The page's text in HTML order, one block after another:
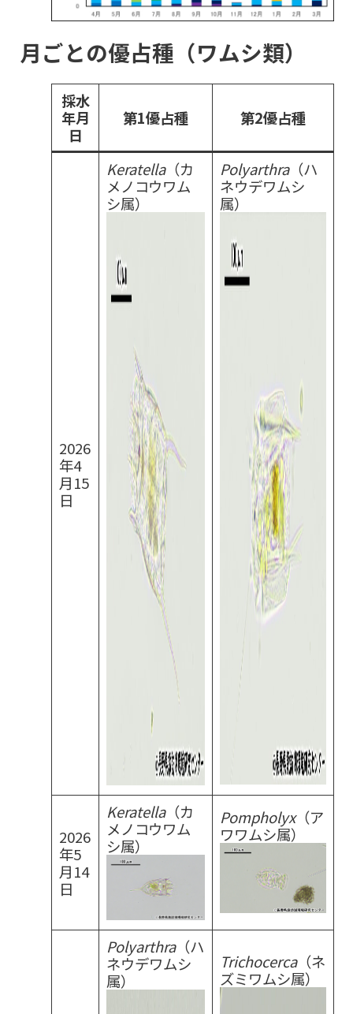
月ごとの優占種（ワムシ類）
採水
年月
日
第1優占種 第2優占種
2026
年4
月15
日
Keratella（カ
メノコウワム
シ属）
Polyarthra（ハ
ネウデワムシ
属）
2026
年5
月14
日
Keratella（カ
メノコウワム
シ属）
Pompholyx（ア
ワワムシ属）
Polyarthra（ハ
ネウデワムシ
属）
Trichocerca（ネ
ズミワムシ属）